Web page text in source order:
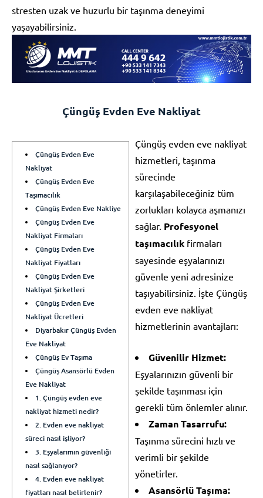
stresten uzak ve huzurlu bir taşınma deneyimi
yaşayabilirsiniz.
Çüngüş Evden Eve Nakliyat
Çüngüş Evden Eve
Nakliyat
Çüngüş Evden Eve
Taşımacılık
Çüngüş Evden Eve Nakliye
Çüngüş Evden Eve
Nakliyat Firmaları
Çüngüş Evden Eve
Nakliyat Fiyatları
Çüngüş Evden Eve
Nakliyat Şirketleri
Çüngüş Evden Eve
Nakliyat Ücretleri
Diyarbakır Çüngüş Evden
Eve Nakliyat
Çüngüş Ev Taşıma
Çüngüş Asansörlü Evden
Eve Nakliyat
1. Çüngüş evden eve
nakliyat hizmeti nedir?
2. Evden eve nakliyat
süreci nasıl işliyor?
3. Eşyalarımın güvenliği
nasıl sağlanıyor?
4. Evden eve nakliyat
fiyatları nasıl belirlenir?
Çüngüş evden eve nakliyat
hizmetleri, taşınma
sürecinde
karşılaşabileceğiniz tüm
zorlukları kolayca aşmanızı
sağlar. Profesyonel
taşımacılık firmaları
sayesinde eşyalarınızı
güvenle yeni adresinize
taşıyabilirsiniz. İşte Çüngüş
evden eve nakliyat
hizmetlerinin avantajları:
Güvenilir Hizmet:
Eşyalarınızın güvenli bir
şekilde taşınması için
gerekli tüm önlemler alınır.
Zaman Tasarrufu:
Taşınma sürecini hızlı ve
verimli bir şekilde
yönetirler.
Asansörlü Taşıma: